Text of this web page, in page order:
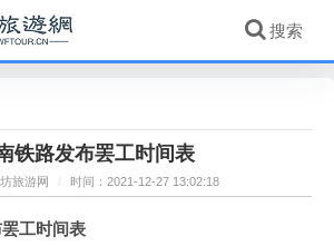
铁路发布罢工时间表
旅游网 / 时间：2021-12-27 13:02:18
工时间表